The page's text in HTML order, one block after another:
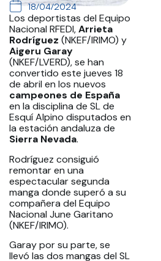
18/04/2024
Los deportistas del Equipo
Nacional RFEDI,Arrieta
Rodríguez (NKEF/IRIMO) y
Aigeru Garay
(NKEF/LVERD), se han
convertido este jueves 18
de abril en los nuevos
campeones de España
en la disciplina de SL de
Esquí Alpino disputados en
la estación andaluza de
Sierra Nevada.
Rodríguez consiguió
remontar en una
espectacular segunda
manga donde superó a su
compañera del Equipo
Nacional June Garitano
(NKEF/IRIMO).
Garay por su parte, se
llevó las dos mangas del SL